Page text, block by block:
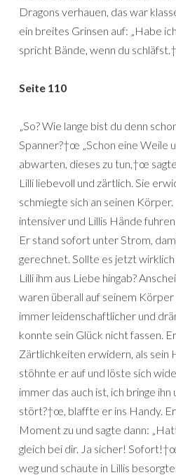
Dragons verhauen, das war
ein breites Grinsen auf: „Habe
spricht Bände, wenn du
Seite 110
„So? Wie lange bist du denn
Spanner?†œ „Schon eine Weile
abwarten, dieses zu tun,†œ
Lilli liebevoll und zärtlich. Sie
schmiegte sich an seinen
intensiver und Lillis Hände
Er stand sofort unter Strom,
gerechnet. Sollte es jetzt wirklich
Lilli ihm aus Liebe hingab?
waren überall auf seinem Körper
immer leidenschaftlicher und
konnte sein Glück nicht fassen.
Zärtlichkeiten erwidern, als sein
stöhnte er auf und löste sich
immer das auch ist, ich bringe
stört?†œ, blaffte er ins Handy.
Moment zu und sagte dann:
gleich bei dir. Ja sicher!
weg und schaute in Lillis